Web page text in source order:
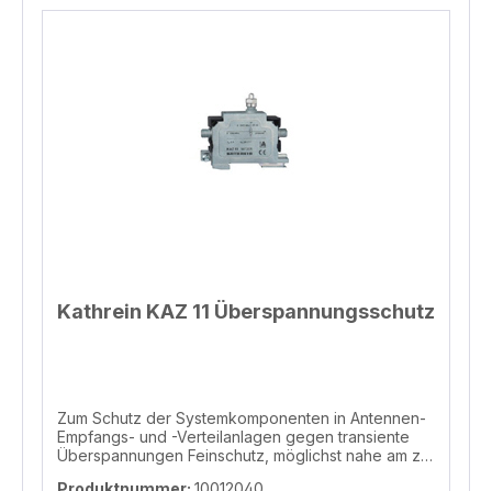
Kathrein KAZ 11 Überspannungsschutz
Zum Schutz der Systemkomponenten in Antennen-
Empfangs- und -Verteilanlagen gegen transiente
Überspannungen Feinschutz, möglichst nahe am zu